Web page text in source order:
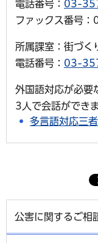
電話番号： 03-
ファックス番号
所属課室：街づく
電話番号： 03-
外国語対応が必要
3人で会話ができま
多言語対応三
公害に関するご相